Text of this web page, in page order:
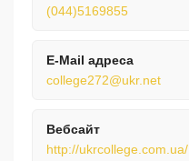
(044)5169855
E-Mail адреса
college272@ukr.net
Вебсайт
http://ukrcollege.com.ua/